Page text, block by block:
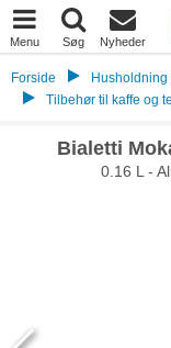
Menu Søg Nyheder
Forside Husholdning
Tilbehør til kaffe og te
Bialetti
0.16 L -